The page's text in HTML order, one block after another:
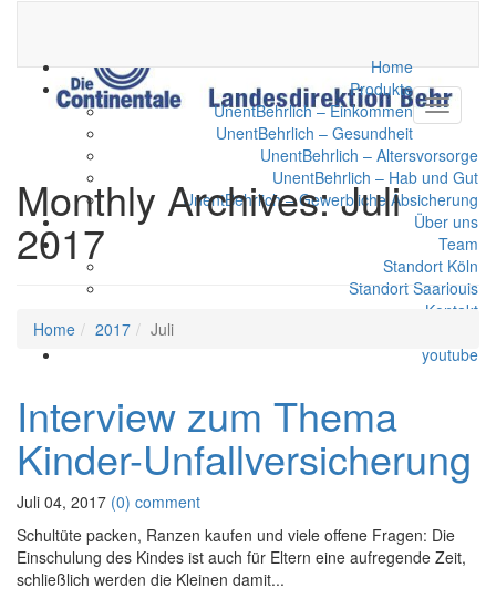
Home
Produkte
UnentBehrlich – Einkommen
UnentBehrlich – Gesundheit
UnentBehrlich – Altersvorsorge
UnentBehrlich – Hab und Gut
UnentBehrlich – Gewerbliche Absicherung
Über uns
Team
Standort Köln
Standort Saarlouis
Kontakt
youtube
Monthly Archives:Juli
2017
Home 2017 Juli
Interview zum Thema
Kinder-Unfallversicherung
Juli 04, 2017 (0) comment
Schultüte packen, Ranzen kaufen und viele offene Fragen: Die
Einschulung des Kindes ist auch für Eltern eine aufregende Zeit,
schließlich werden die Kleinen damit...